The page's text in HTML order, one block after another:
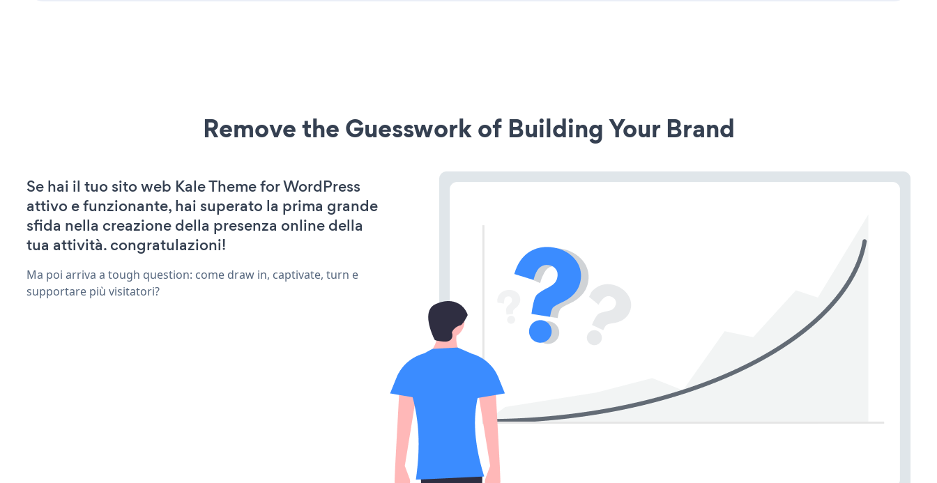
Remove the Guesswork of Building Your Brand
Se hai il tuo sito web Kale Theme for WordPress
attivo e funzionante, hai superato la prima grande
sfida nella creazione della presenza online della
tua attività. congratulazioni!
Ma poi arriva a tough question: come draw in, captivate, turn e
supportare più visitatori?